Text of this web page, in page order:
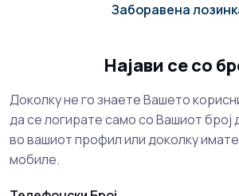
Заборавена
Најави се со
Доколку не го знаете Вашето
да се логирате само со Вашиот број
во вашиот профил или доколку
мобиле.